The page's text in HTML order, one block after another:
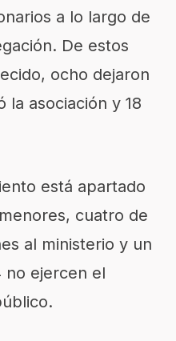
a lo largo de
De estos
ocho dejaron
la asociación y 18
está apartado
cuatro de
al ministerio y un
no ejercen el